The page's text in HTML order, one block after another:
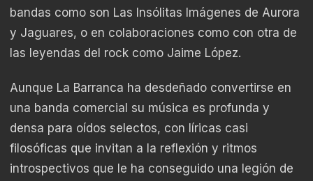
bandas como son Las Insólitas Imágenes de Aurora
y Jaguares, o en colaboraciones como con otra de
las leyendas del rock como Jaime López.
Aunque La Barranca ha desdeñado convertirse en
una banda comercial su música es profunda y
densa para oídos selectos, con líricas casi
filosóficas que invitan a la reflexión y ritmos
introspectivos que le ha conseguido una legión de